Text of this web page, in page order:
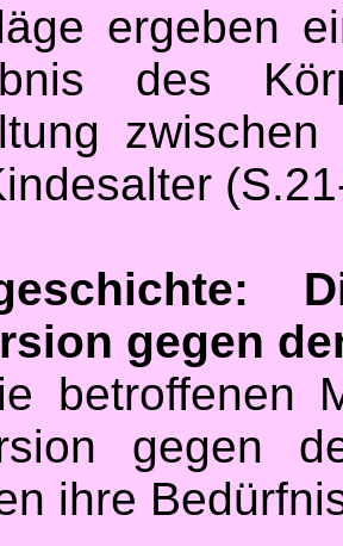
ergeben
des
gegen
betroffenen
gegen
ihre